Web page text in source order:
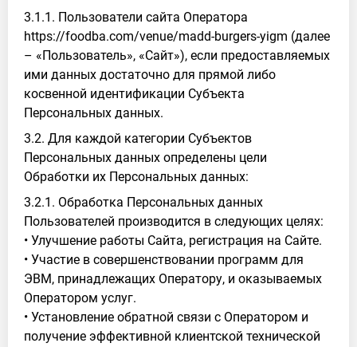
3.1.1. Пользователи сайта Оператора
https://foodba.com/venue/madd-burgers-yigm (далее
– «Пользователь», «Сайт»), если предоставляемых
ими данных достаточно для прямой либо
косвенной идентификации Субъекта
Персональных данных.
3.2. Для каждой категории Субъектов
Персональных данных определены цели
Обработки их Персональных данных:
3.2.1. Обработка Персональных данных
Пользователей производится в следующих целях:
• Улучшение работы Сайта, регистрация на Сайте.
• Участие в совершенствовании программ для
ЭВМ, принадлежащих Оператору, и оказываемых
Оператором услуг.
• Установление обратной связи с Оператором и
получение эффективной клиентской технической